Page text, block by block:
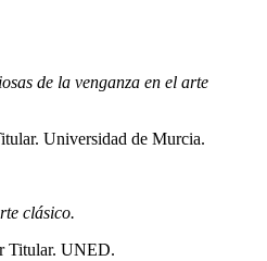
de la venganza en el arte
Universidad de Murcia.
clásico.
Titular. UNED.